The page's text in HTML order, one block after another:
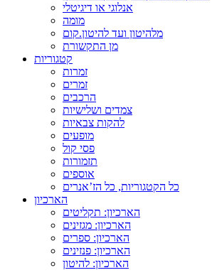
אנלוגי או דיגיטלי
מומה
מלהיטון ועד להיטון.קום
מן התקשורת
קטגוריות
זמרות
זמרים
הרכבים
צמדים ושלישיות
להקות צבאיות
מופעים
פסי קול
תזמורות
אוספים
כל הקטגוריות, כל הז’אנרים
הארכיון
הארכיון: תקליטים
הארכיון: מגזינים
הארכיון: ספרים
הארכיון: פנזינים
הארכיון: להיטון